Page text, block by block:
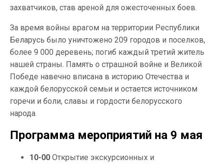
захватчиков, став ареной для ожесточенных боев.
За время войны врагом на территории Республики
Беларусь было уничтожено 209 городов и поселков,
более 9 000 деревень; погиб каждый третий житель
нашей страны. Память о страшной войне и Великой
Победе навечно вписана в историю Отечества и
каждой белорусской семьи и остается источником
горечи и боли, славы и гордости белорусского
народа.
Программа мероприятий на 9 мая
10-00 Открытие экскурсионных и